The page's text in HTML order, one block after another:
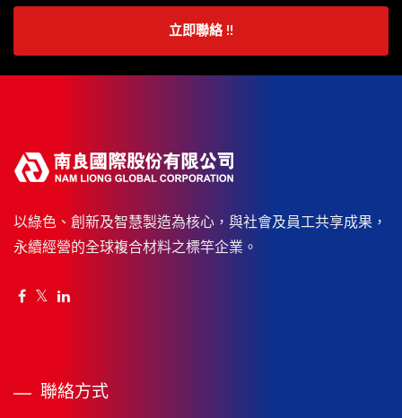
立即聯絡 !!
以綠色、創新及智慧製造為核心，與社會及員工共享成果，
永續經營的全球複合材料之標竿企業。
聯絡方式